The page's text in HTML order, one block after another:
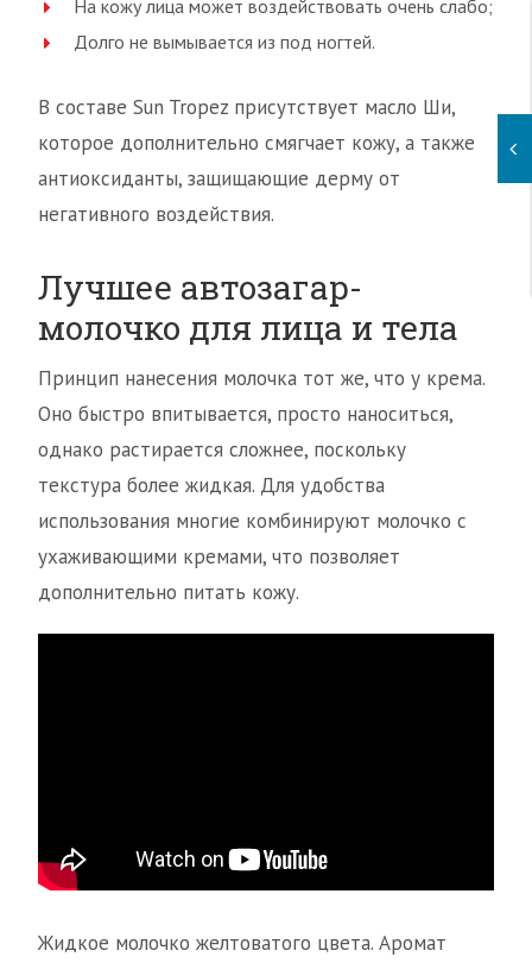
На кожу лица может воздействовать очень слабо;
Долго не вымывается из под ногтей.
В составе Sun Tropez присутствует масло Ши,
которое дополнительно смягчает кожу, а также
антиоксиданты, защищающие дерму от
негативного воздействия.
Лучшее автозагар-
молочко для лица и тела
Принцип нанесения молочка тот же, что у крема.
Оно быстро впитывается, просто наноситься,
однако растирается сложнее, поскольку
текстура более жидкая. Для удобства
использования многие комбинируют молочко с
ухаживающими кремами, что позволяет
дополнительно питать кожу.
Жидкое молочко желтоватого цвета. Аромат